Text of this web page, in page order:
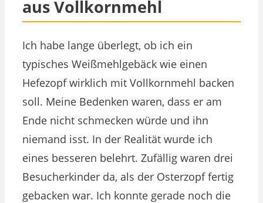
aus Vollkornmehl
Ich habe lange überlegt, ob ich ein
typisches Weißmehlgebäck wie einen
Hefezopf wirklich mit Vollkornmehl backen
soll. Meine Bedenken waren, dass er am
Ende nicht schmecken würde und ihn
niemand isst. In der Realität wurde ich
eines besseren belehrt. Zufällig waren drei
Besucherkinder da, als der Osterzopf fertig
gebacken war. Ich konnte gerade noch die